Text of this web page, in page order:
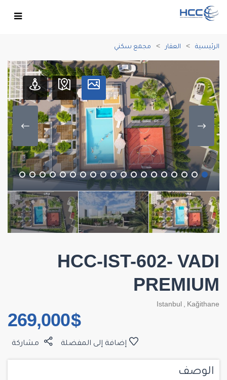
الرئيسية العقار مجمع سكني
HCC-IST-602- VADI
PREMIUM
Istanbul , Kağithane
$ 269,000
مشاركة إضافة إلى المفضلة
الوصف